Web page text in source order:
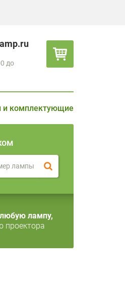
до
и комплектующие
лампу,
проектора